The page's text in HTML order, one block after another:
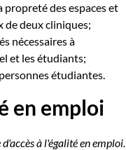
propreté des espaces et
de deux cliniques;
nécessaires à
et les étudiants;
étudiantes.
en emploi
à l'égalité en emploi.